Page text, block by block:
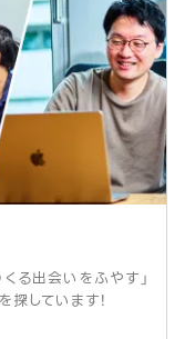
る出会いをふやす」
探しています！